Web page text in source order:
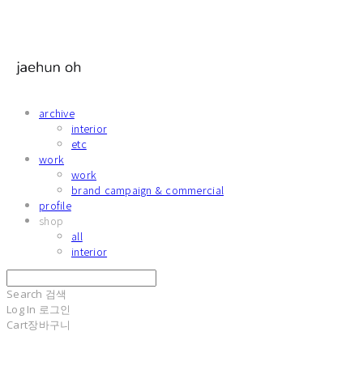
archive
interior
etc
work
work
brand campaign & commercial
profile
shop
all
interior
Search 검색
Log In 로그인
Cart장바구니